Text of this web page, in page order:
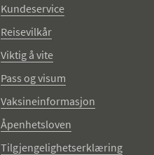
Kundeservice
Reisevilkår
Viktig å vite
Pass og visum
Vaksineinformasjon
Åpenhetsloven
Tilgjengelighetserklæring